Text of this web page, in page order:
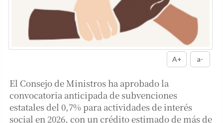
A+ a-
El Consejo de Ministros ha aprobado la
convocatoria anticipada de subvenciones
estatales del 0,7% para actividades de interés
social en 2026, con un crédito estimado de más de